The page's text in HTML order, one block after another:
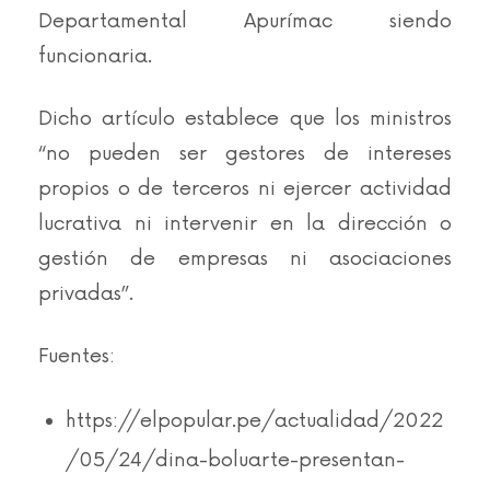
Departamental Apurímac siendo
funcionaria.
Dicho artículo establece que los ministros
“no pueden ser gestores de intereses
propios o de terceros ni ejercer actividad
lucrativa ni intervenir en la dirección o
gestión de empresas ni asociaciones
privadas”.
Fuentes:
https://elpopular.pe/actualidad/2022
/05/24/dina-boluarte-presentan-